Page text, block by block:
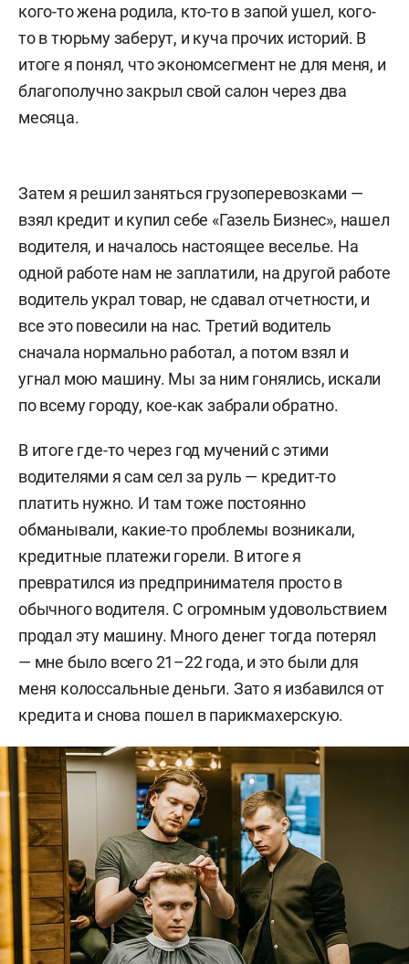
кого-то жена родила, кто-то в запой ушел, кого-
то в тюрьму заберут, и куча прочих историй. В
итоге я понял, что экономсегмент не для меня, и
благополучно закрыл свой салон через два
месяца.
Затем я решил заняться грузоперевозками —
взял кредит и купил себе «Газель Бизнес», нашел
водителя, и началось настоящее веселье. На
одной работе нам не заплатили, на другой работе
водитель украл товар, не сдавал отчетности, и
все это повесили на нас. Третий водитель
сначала нормально работал, а потом взял и
угнал мою машину. Мы за ним гонялись, искали
по всему городу, кое-как забрали обратно.
В итоге где-то через год мучений с этими
водителями я сам сел за руль — кредит-то
платить нужно. И там тоже постоянно
обманывали, какие-то проблемы возникали,
кредитные платежи горели. В итоге я
превратился из предпринимателя просто в
обычного водителя. С огромным удовольствием
продал эту машину. Много денег тогда потерял
— мне было всего 21–22 года, и это были для
меня колоссальные деньги. Зато я избавился от
кредита и снова пошел в парикмахерскую.